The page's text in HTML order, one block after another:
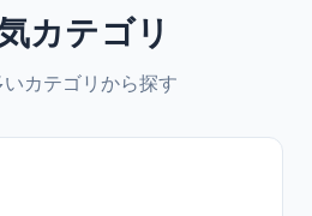
カテゴリ
カテゴリから探す